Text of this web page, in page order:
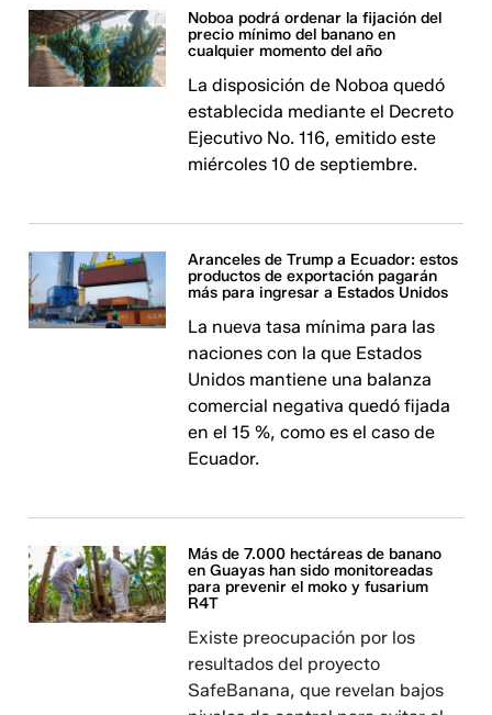
Noboa podrá ordenar la fijación del
precio mínimo del banano en
cualquier momento del año
La disposición de Noboa quedó
establecida mediante el Decreto
Ejecutivo No. 116, emitido este
miércoles 10 de septiembre.
Aranceles de Trump a Ecuador: estos
productos de exportación pagarán
más para ingresar a Estados Unidos
La nueva tasa mínima para las
naciones con la que Estados
Unidos mantiene una balanza
comercial negativa quedó fijada
en el 15 %, como es el caso de
Ecuador.
Más de 7.000 hectáreas de banano
en Guayas han sido monitoreadas
para prevenir el moko y fusarium
R4T
Existe preocupación por los
resultados del proyecto
SafeBanana, que revelan bajos